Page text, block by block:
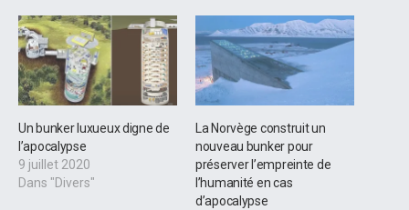
Un bunker luxueux digne de
l’apocalypse
9 juillet 2020
Dans "Divers"
La Norvège construit un
nouveau bunker pour
préserver l’empreinte de
l’humanité en cas
d’apocalypse